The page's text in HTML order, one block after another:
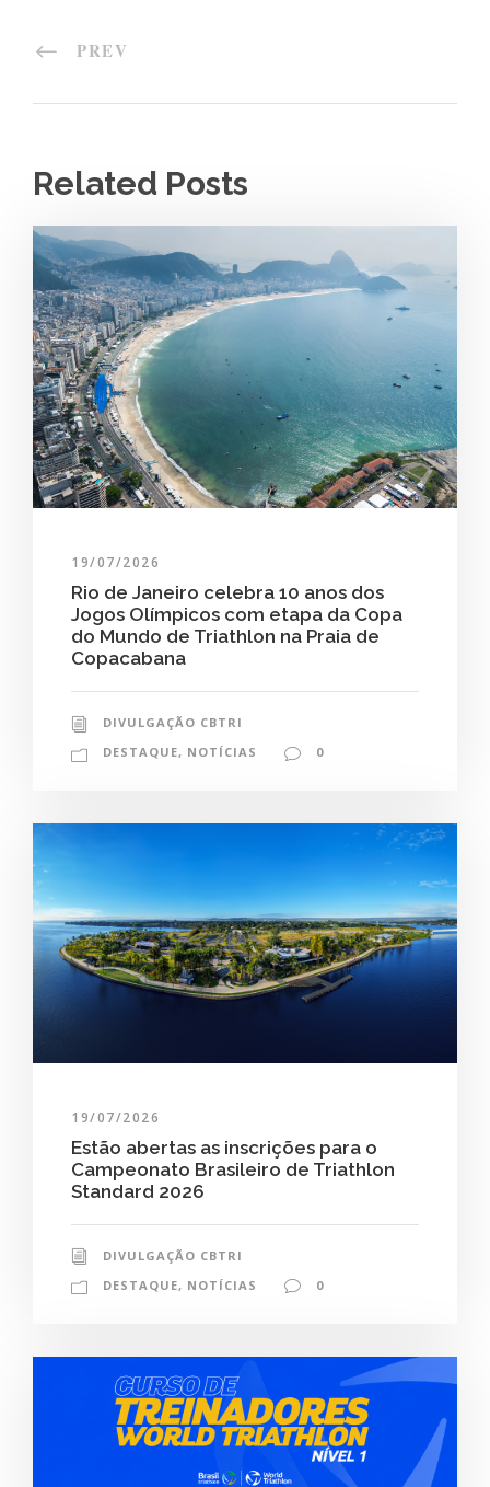
PREV
Related Posts
19/07/2026
Rio de Janeiro celebra 10 anos dos
Jogos Olímpicos com etapa da Copa
do Mundo de Triathlon na Praia de
Copacabana
DIVULGAÇÃO CBTRI
DESTAQUE, NOTÍCIAS 0
19/07/2026
Estão abertas as inscrições para o
Campeonato Brasileiro de Triathlon
Standard 2026
DIVULGAÇÃO CBTRI
DESTAQUE, NOTÍCIAS 0